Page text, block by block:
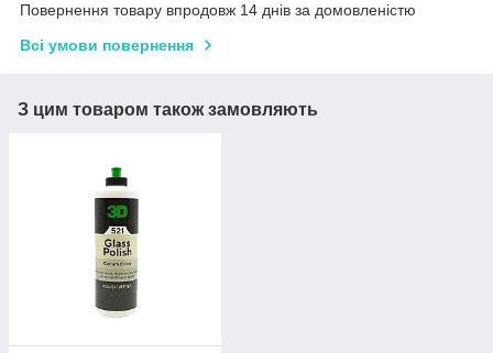
Повернення товару впродовж 14 днів за домовленістю
Всі умови повернення
З цим товаром також замовляють